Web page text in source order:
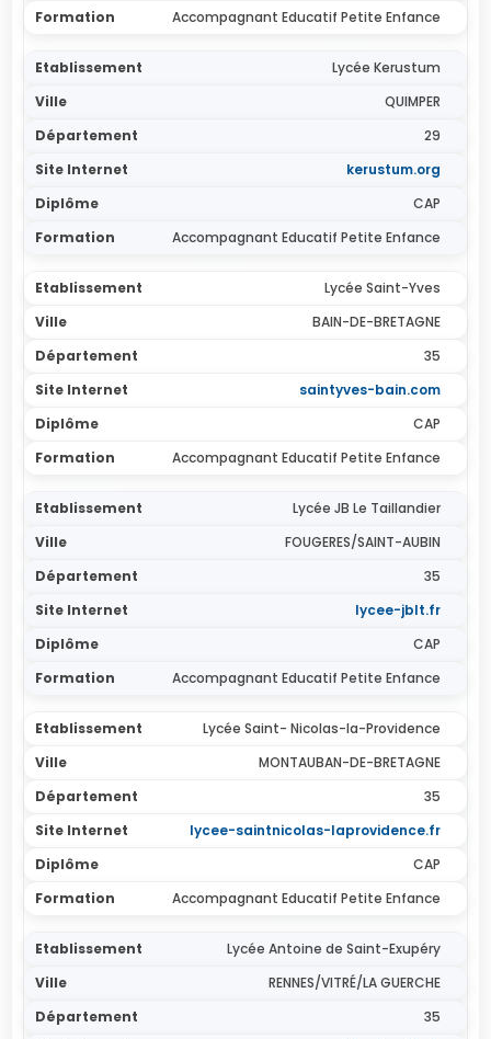
Accompagnant Educatif Petite Enfance
Lycée Kerustum
QUIMPER
29
kerustum.org
CAP
Accompagnant Educatif Petite Enfance
Lycée Saint-Yves
BAIN-DE-BRETAGNE
35
saintyves-bain.com
CAP
Accompagnant Educatif Petite Enfance
Lycée JB Le Taillandier
FOUGERES/SAINT-AUBIN
35
lycee-jblt.fr
CAP
Accompagnant Educatif Petite Enfance
Lycée Saint- Nicolas-la-Providence
MONTAUBAN-DE-BRETAGNE
35
lycee-saintnicolas-laprovidence.fr
CAP
Accompagnant Educatif Petite Enfance
Lycée Antoine de Saint-Exupéry
RENNES/VITRÉ/LA GUERCHE
35